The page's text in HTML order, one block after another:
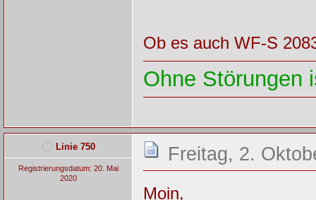
Ob es auch WF-S
Ohne Störungen
Linie 750
Registrierungsdatum: 20. Mai
2020
Freitag, 2.
Moin,